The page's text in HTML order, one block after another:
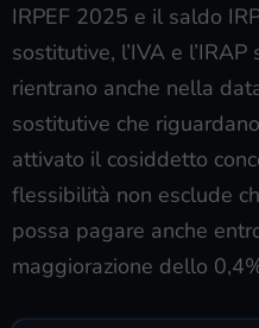
IRPEF 2025 e il saldo
sostitutive, l’IVA e
rientrano anche nella
sostitutive che
attivato il cosiddetto
flessibilità non esclude
possa pagare anche
maggiorazione dello